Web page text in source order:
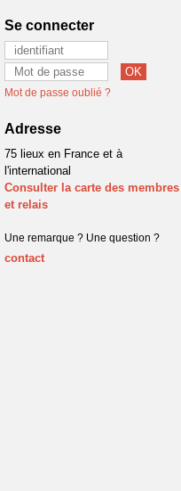
Se connecter
Mot de passe oublié ?
Adresse
75 lieux en France et à
l'international
Consulter la carte des membres
et relais
Une remarque ? Une question ?
contact